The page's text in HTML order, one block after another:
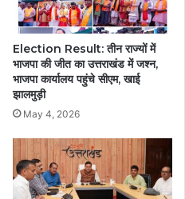
Election Result: तीन राज्यों में
भाजपा की जीत का उत्तराखंड में जश्न,
भाजपा कार्यालय पहुंचे सीएम, खाई
झालमुड़ी
May 4, 2026